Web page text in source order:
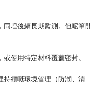
同埋後續長期監測。但呢筆
使用特定材料覆蓋密封。
持續嘅環境管理（防潮、清